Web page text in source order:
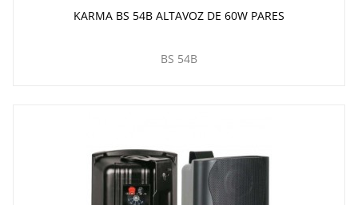
KARMA BS 54B ALTAVOZ DE 60W PARES
BS 54B